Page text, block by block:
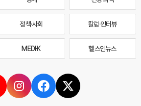
정책·사회 칼럼·인터뷰
MEDI·K 헬스인뉴스